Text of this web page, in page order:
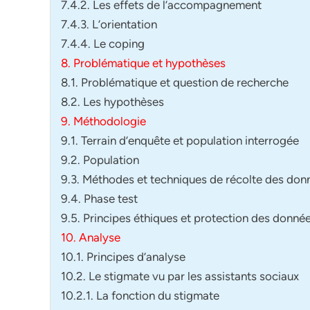
7.4.2. Les effets de l’accompagnement
7.4.3. L’orientation
7.4.4. Le coping
8. Problématique et hypothèses
8.1. Problématique et question de recherche
8.2. Les hypothèses
9. Méthodologie
9.1. Terrain d’enquête et population interrogée
9.2. Population
9.3. Méthodes et techniques de récolte des
9.4. Phase test
9.5. Principes éthiques et protection des
10. Analyse
10.1. Principes d’analyse
10.2. Le stigmate vu par les assistants sociaux
10.2.1. La fonction du stigmate